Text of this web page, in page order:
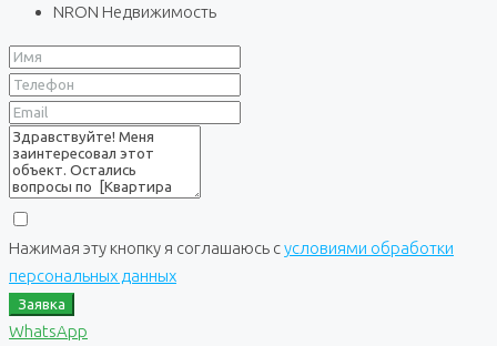
NRON Недвижимость
Нажимая эту кнопку я соглашаюсь сусловиями обработки
персональных данных
Заявка
WhatsApp